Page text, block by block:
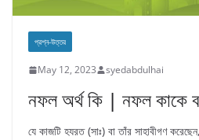
প্রশ্ন-উত্তর
May 12, 2023 syedabdulhai
নফল অর্থ কি | নফল কাকে
যে কাজটি হযরত (সাঃ) বা তাঁর সাহাবীগণ